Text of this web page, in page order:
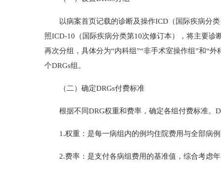
以病案首页记载的诊断及操作ICD（国际疾病分类
照ICD-10（国际疾病分类第10次修订本），将主要
再次分组，具体分为“内科组”“非手术室操作组”和“
个DRGs组。
（二）确定DRGs付费标准
根据不同DRG权重和费率，确定各组付费标准。
1.权重：是每一病组内的例均住院费用与全部病例
2.费率：是支付各病组费用的基准值，综合考虑年